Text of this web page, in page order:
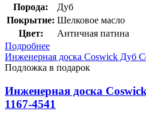
Порода:
Дуб
Покрытие: Шелковое масло
Цвет:
Античная патина
Подробнее
Инженерная доска Coswick Дуб
Подложка в подарок
Инженерная доска
1167-4541